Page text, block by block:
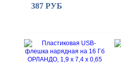
ОДНОТОННЫМ
387 РУБ